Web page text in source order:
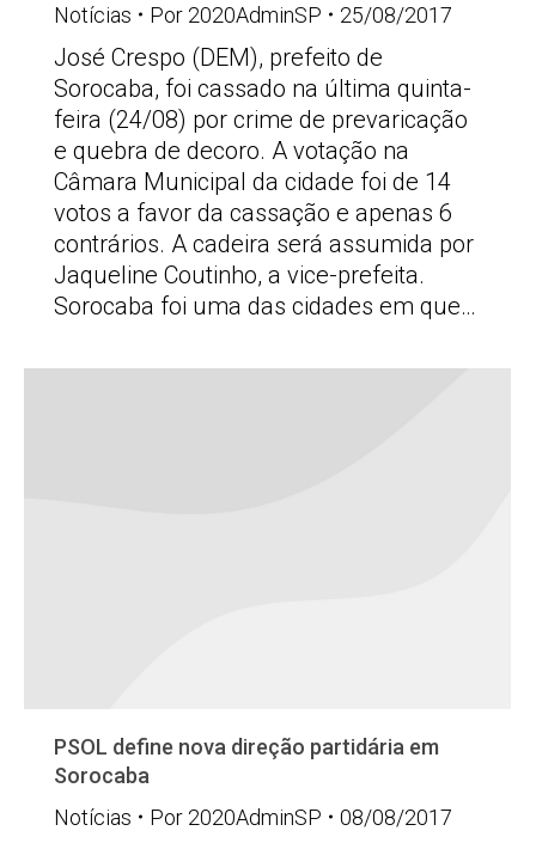
Notícias
Por 2020AdminSP 25/08/2017
José Crespo (DEM), prefeito de
Sorocaba, foi cassado na última quinta-
feira (24/08) por crime de prevaricação
e quebra de decoro. A votação na
Câmara Municipal da cidade foi de 14
votos a favor da cassação e apenas 6
contrários. A cadeira será assumida por
Jaqueline Coutinho, a vice-prefeita.
Sorocaba foi uma das cidades em que…
PSOL define nova direção partidária em
Sorocaba
Notícias
Por 2020AdminSP 08/08/2017